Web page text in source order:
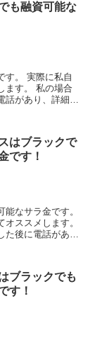
も融資可能な
す。 実際に私自
ます。 私の場合
があり、詳細を
はブラックで
です！
なサラ金です。
ススメします。
た後に電話があ
ブラックでも
す！